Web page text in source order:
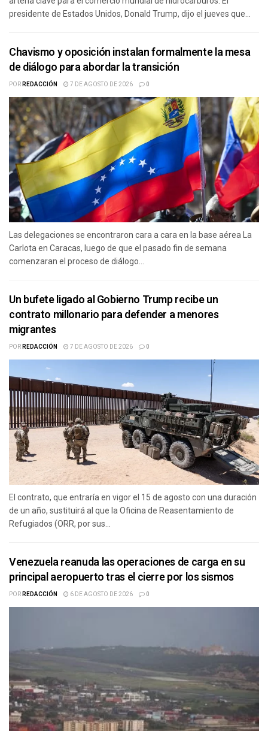
presidente de Estados Unidos, Donald Trump, dijo el jueves que...
Chavismo y oposición instalan formalmente la mesa
de diálogo para abordar la transición
PORREDACCIÓN 7 DE AGOSTO DE 2026 0
Las delegaciones se encontraron cara a cara en la base aérea La
Carlota en Caracas, luego de que el pasado fin de semana
comenzaran el proceso de diálogo...
Un bufete ligado al Gobierno Trump recibe un
contrato millonario para defender a menores
migrantes
PORREDACCIÓN 7 DE AGOSTO DE 2026 0
El contrato, que entraría en vigor el 15 de agosto con una duración
de un año, sustituirá al que la Oficina de Reasentamiento de
Refugiados (ORR, por sus...
Venezuela reanuda las operaciones de carga en su
principal aeropuerto tras el cierre por los sismos
PORREDACCIÓN 6 DE AGOSTO DE 2026 0